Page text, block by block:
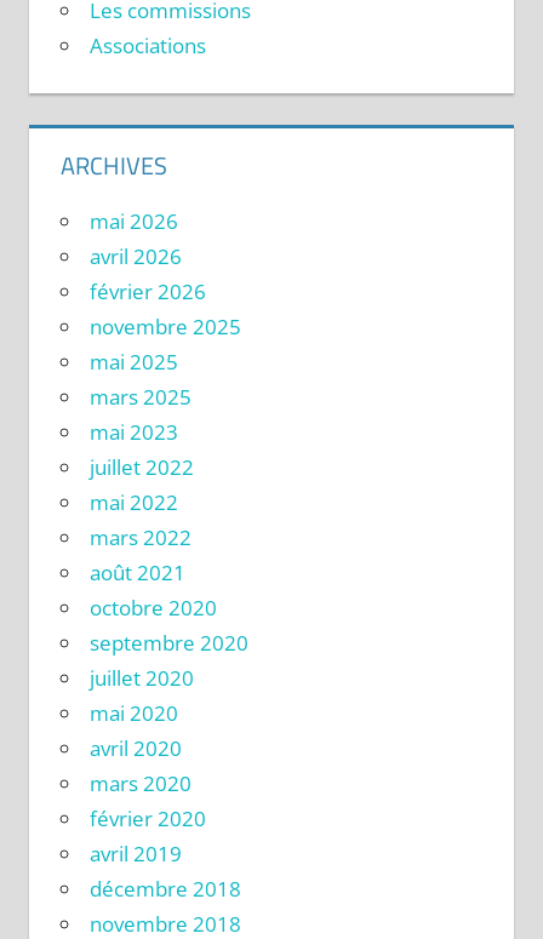
Les commissions
Associations
ARCHIVES
mai 2026
avril 2026
février 2026
novembre 2025
mai 2025
mars 2025
mai 2023
juillet 2022
mai 2022
mars 2022
août 2021
octobre 2020
septembre 2020
juillet 2020
mai 2020
avril 2020
mars 2020
février 2020
avril 2019
décembre 2018
novembre 2018